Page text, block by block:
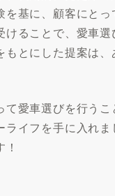
基に、顧客にとっ
ることで、愛車
とにした提案は
愛車選びを行う
イフを手に入れ